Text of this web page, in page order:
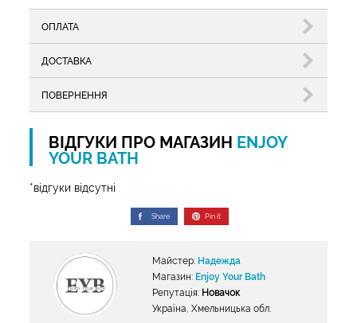
ОПЛАТА
ДОСТАВКА
ПОВЕРНЕННЯ
ВІДГУКИ ПРО МАГАЗИН ENJOY
YOUR BATH
*відгуки відсутні
Share Pin it
Майстер: Надежда
Магазин: Enjoy Your Bath
Репутація: Новачок
Україна, Хмельницька обл.